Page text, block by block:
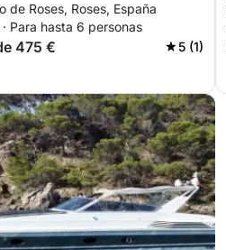
de Roses, Roses, España
Para hasta 6 personas
475 € 5 (1)